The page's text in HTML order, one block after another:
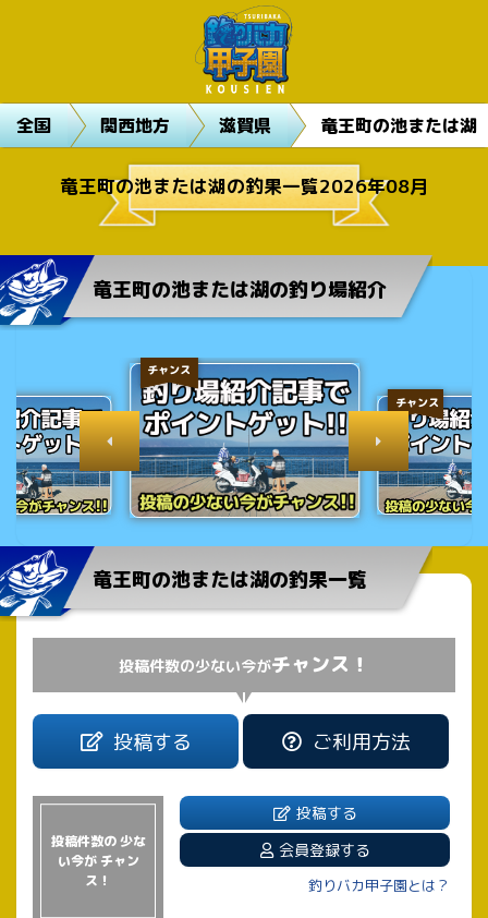
全国 関西地方 滋賀県 竜王町の池または湖
竜王町の池または湖の釣果一覧2026年08月
竜王町の池または湖の釣り場紹介
チャンス
チャンス
竜王町の池または湖の釣果一覧
投稿件数の少ない今がチャンス！
投稿する ご利用方法
投稿件数の 少な
い今が チャン
ス！
投稿する
会員登録する
釣りバカ甲子園とは？